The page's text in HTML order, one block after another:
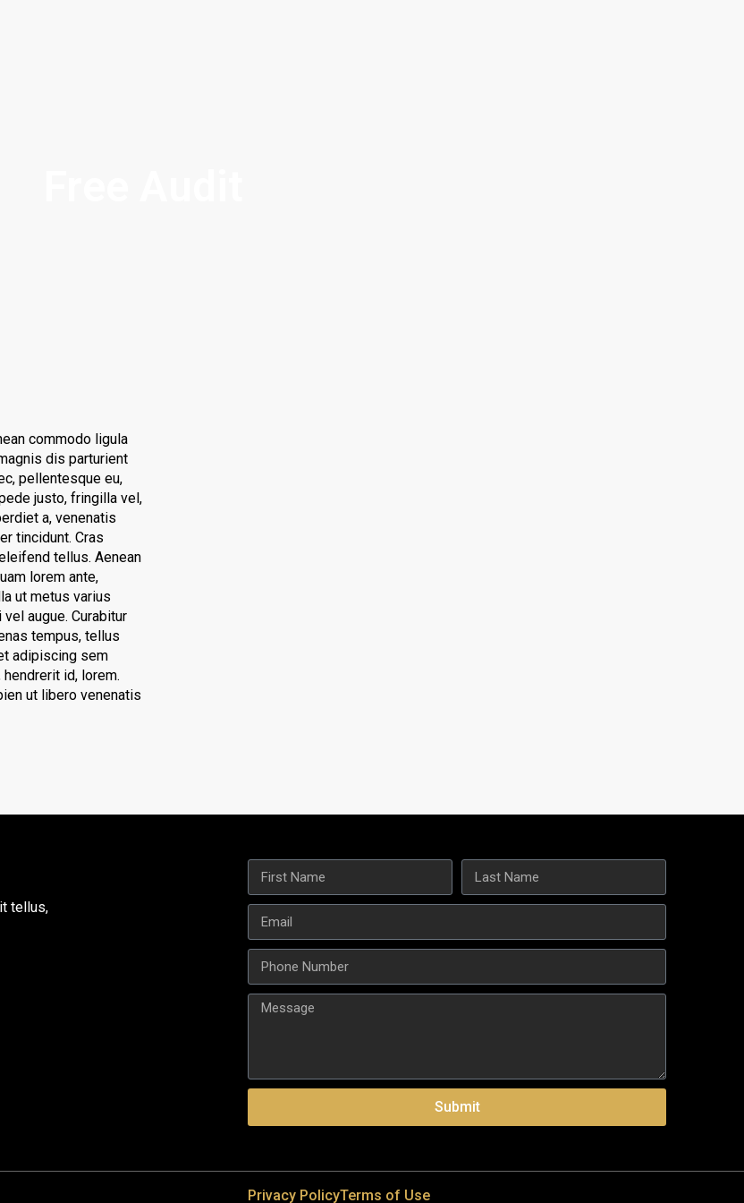
commodo ligula
dis parturient
pellentesque eu,
justo, fringilla vel,
a, venenatis
tincidunt. Cras
tellus. Aenean
lorem ante,
ut metus varius
augue. Curabitur
tempus, tellus
adipiscing sem
id, lorem.
ut libero venenatis
tellus,
Submit
Privacy PolicyTerms of Use